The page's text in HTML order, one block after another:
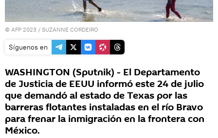
© AFP 2023 / SUZANNE CORDEIRO
Síguenos en
WASHINGTON (Sputnik) - El Departamento
de Justicia de EEUU informó este 24 de julio
que demandó al estado de Texas por las
barreras flotantes instaladas en el río Bravo
para frenar la inmigración en la frontera con
México.